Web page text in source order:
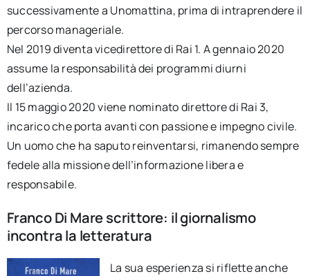
successivamente a Unomattina, prima di intraprendere il
percorso manageriale.
Nel 2019 diventa vicedirettore di Rai 1. A gennaio 2020
assume la responsabilità dei programmi diurni
dell’azienda.
Il 15 maggio 2020 viene nominato direttore di Rai 3,
incarico che porta avanti con passione e impegno civile.
Un uomo che ha saputo reinventarsi, rimanendo sempre
fedele alla missione dell’informazione libera e
responsabile.
Franco Di Mare scrittore: il giornalismo
incontra la letteratura
La sua esperienza si riflette anche